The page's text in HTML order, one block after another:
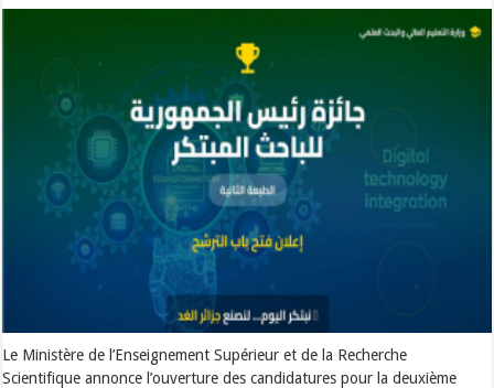
Le Ministère de l’Enseignement Supérieur et de la Recherche
Scientifique annonce l’ouverture des candidatures pour la deuxième